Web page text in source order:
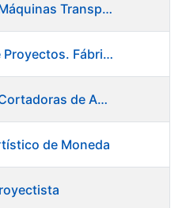
OE 22/23 - Conductor Máquinas Transportadoras-Elevadoras. Fábrica Papel.
OE 11/22 - Ingeniero de Proyectos. Fábrica de Papel
OE 10/23 - Maquinista Cortadoras de Acabados.
de Moneda